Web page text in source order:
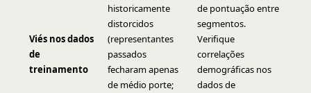
Viés nos dados
de
treinamento
historicamente
distorcidos
(representantes
passados
fecharam apenas
de médio porte;
de pontuação entre
segmentos.
Verifique
correlações
demográficas nos
dados de